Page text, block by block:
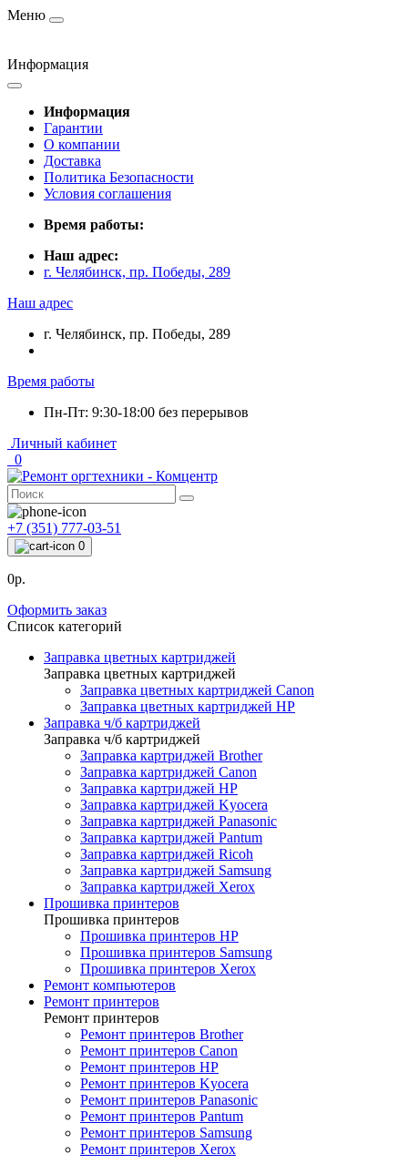
Меню
Информация
Информация
Гарантии
О компании
Доставка
Политика Безопасности
Условия соглашения
Время работы:
Наш адрес:
г. Челябинск, пр. Победы, 289
Наш адрес
г. Челябинск, пр. Победы, 289
Время работы
Пн-Пт: 9:30-18:00 без перерывов
Личный кабинет
0
+7 (351) 777-03-51
0
0р.
Оформить заказ
Список категорий
Заправка цветных картриджей
Заправка цветных картриджей
Заправка цветных картриджей Canon
Заправка цветных картриджей HP
Заправка ч/б картриджей
Заправка ч/б картриджей
Заправка картриджей Brother
Заправка картриджей Canon
Заправка картриджей HP
Заправка картриджей Kyocera
Заправка картриджей Panasonic
Заправка картриджей Pantum
Заправка картриджей Ricoh
Заправка картриджей Samsung
Заправка картриджей Xerox
Прошивка принтеров
Прошивка принтеров
Прошивка принтеров HP
Прошивка принтеров Samsung
Прошивка принтеров Xerox
Ремонт компьютеров
Ремонт принтеров
Ремонт принтеров
Ремонт принтеров Brother
Ремонт принтеров Canon
Ремонт принтеров HP
Ремонт принтеров Kyocera
Ремонт принтеров Panasonic
Ремонт принтеров Pantum
Ремонт принтеров Samsung
Ремонт принтеров Xerox